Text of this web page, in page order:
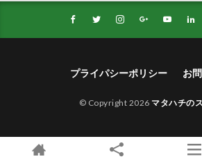
プライパシーポリシー お
© Copyright 2026 マタハチの